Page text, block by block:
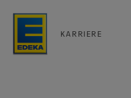
KARRIERE